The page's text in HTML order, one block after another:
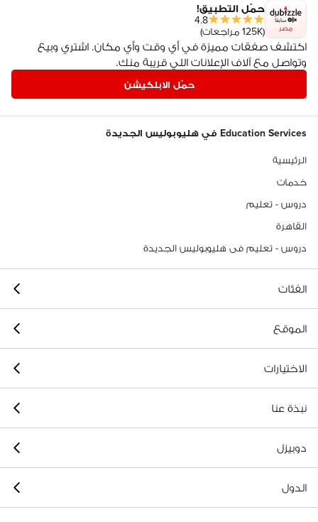
مصر
حمّل التطبيق!
4.8
(125K مراجعات)
اكتشف صفقات مميزة في أي وقت وأي مكان. اشتري وبيع
وتواصل مع آلاف الإعلانات اللي قريبة منك.
حمّل الابلكيشن
Education Services في هليوبوليس الجديدة
الرئيسية
خدمات
دروس - تعليم
القاهرة
دروس - تعليم فى هليوبوليس الجديدة
الفئات
الموقع
الاختيارات
نبذة عنا
دوبيزل
الدول